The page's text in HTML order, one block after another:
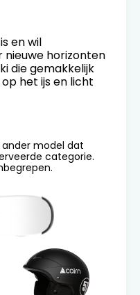
en wil
horizonten
die gemakkelijk
het ijs en licht
model dat
categorie.